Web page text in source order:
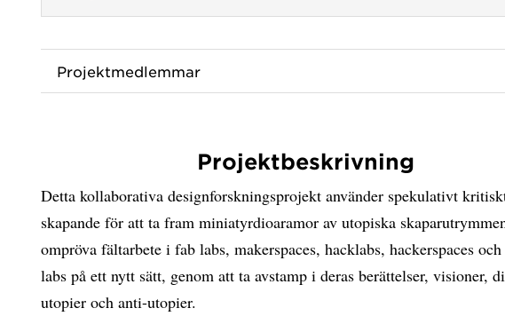
Projektmedlemmar
Projektbeskrivning
Detta kollaborativa designforskningsprojekt använder spekulativt
skapande för att ta fram miniatyrdioaramor av utopiska
ompröva fältarbete i fab labs, makerspaces, hacklabs, hackerspaces
labs på ett nytt sätt, genom att ta avstamp i deras berättelser, visioner,
utopier och anti-utopier.